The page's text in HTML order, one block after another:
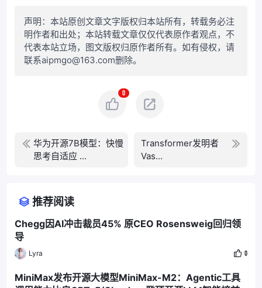
声明：本站原创文章文字版权归本站所有，转载务必注
明作者和出处；本站转载文章仅仅代表原作者观点，不
代表本站立场，图文版权归原作者所有。如有侵权，请
联系aipmgo@163.com删除。
0
华为开源7B模型：快慢
思考自适应 ...
Transformer发明者
Vas...
推荐阅读
Chegg因AI冲击裁员45% 原CEO Rosensweig回归领
导
Lyra 0
MiniMax发布开源大模型MiniMax-M2：Agentic工具